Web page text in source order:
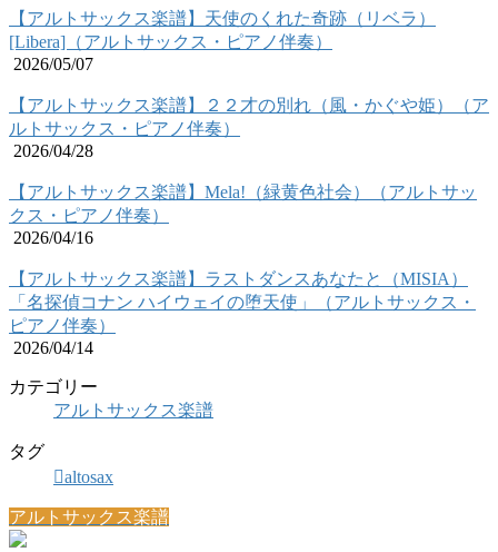
【アルトサックス楽譜】天使のくれた奇跡（リベラ）
[Libera]（アルトサックス・ピアノ伴奏）
2026/05/07
【アルトサックス楽譜】２２才の別れ（風・かぐや姫）（ア
ルトサックス・ピアノ伴奏）
2026/04/28
【アルトサックス楽譜】Mela!（緑黄色社会）（アルトサッ
クス・ピアノ伴奏）
2026/04/16
【アルトサックス楽譜】ラストダンスあなたと（MISIA）
「名探偵コナン ハイウェイの堕天使」（アルトサックス・
ピアノ伴奏）
2026/04/14
カテゴリー
アルトサックス楽譜
タグ
altosax
アルトサックス楽譜